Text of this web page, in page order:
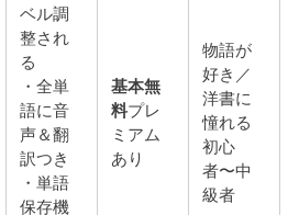
ベル調
整され
る
・全単
語に音
声＆翻
訳つき
・単語
保存機
基本無
料プレ
ミアム
あり
物語が
好き／
洋書に
憧れる
初心
者〜中
級者